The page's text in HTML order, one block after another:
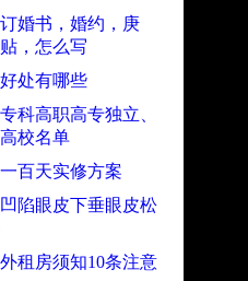
婚书，婚约，庚
，怎么写
处有哪些
科高职高专独立、
校名单
百天实修方案
陷眼皮下垂眼皮松
租房须知10条注意